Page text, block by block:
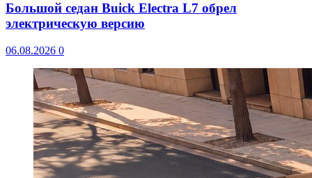
Большой седан Buick Electra L7 обрел
электрическую версию
06.08.2026 0